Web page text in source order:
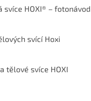
svíce HOXI® – fotonávod
svící Hoxi
tělové svíce HOXI